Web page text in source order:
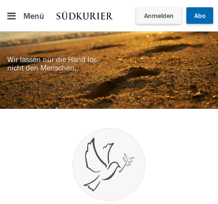
Menü Anmelden Abo
Wir lassen nur die Hand los,
nicht den Menschen.